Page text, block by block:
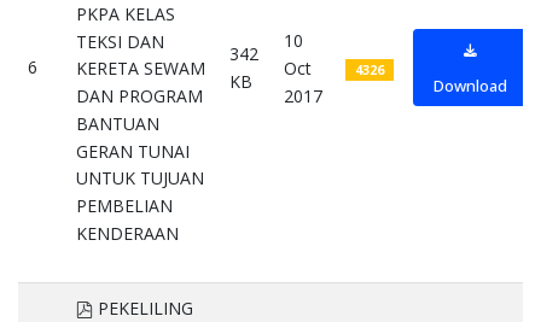
6
PKPA KELAS
TEKSI DAN
KERETA SEWAM
DAN PROGRAM
BANTUAN
GERAN TUNAI
UNTUK TUJUAN
PEMBELIAN
KENDERAAN
342
KB
10
Oct
2017
4326
Download
pdf
PEKELILING